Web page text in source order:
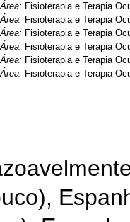
Área: Fisioterapia e Terapia
Área: Fisioterapia e Terapia
Área: Fisioterapia e Terapia
Área: Fisioterapia e Terapia
Área: Fisioterapia e Terapia
Área: Fisioterapia e Terapia